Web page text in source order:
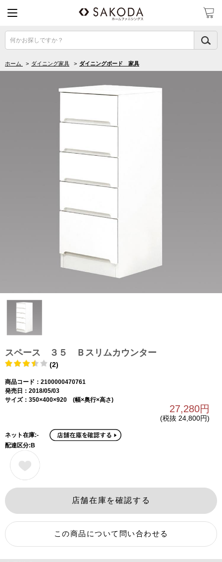
何かお探しですか？
ホーム > ダイニング家具 > ダイニングボード 家具
スペース ３５ Ｂスリムカウンター
(2)
商品コード：2100000470761
発売日：2018/05/03
サイズ：350×400×920 (幅×奥行×高さ)
27,280円
(税抜 24,800円)
ネット在庫:-
配達区分:B